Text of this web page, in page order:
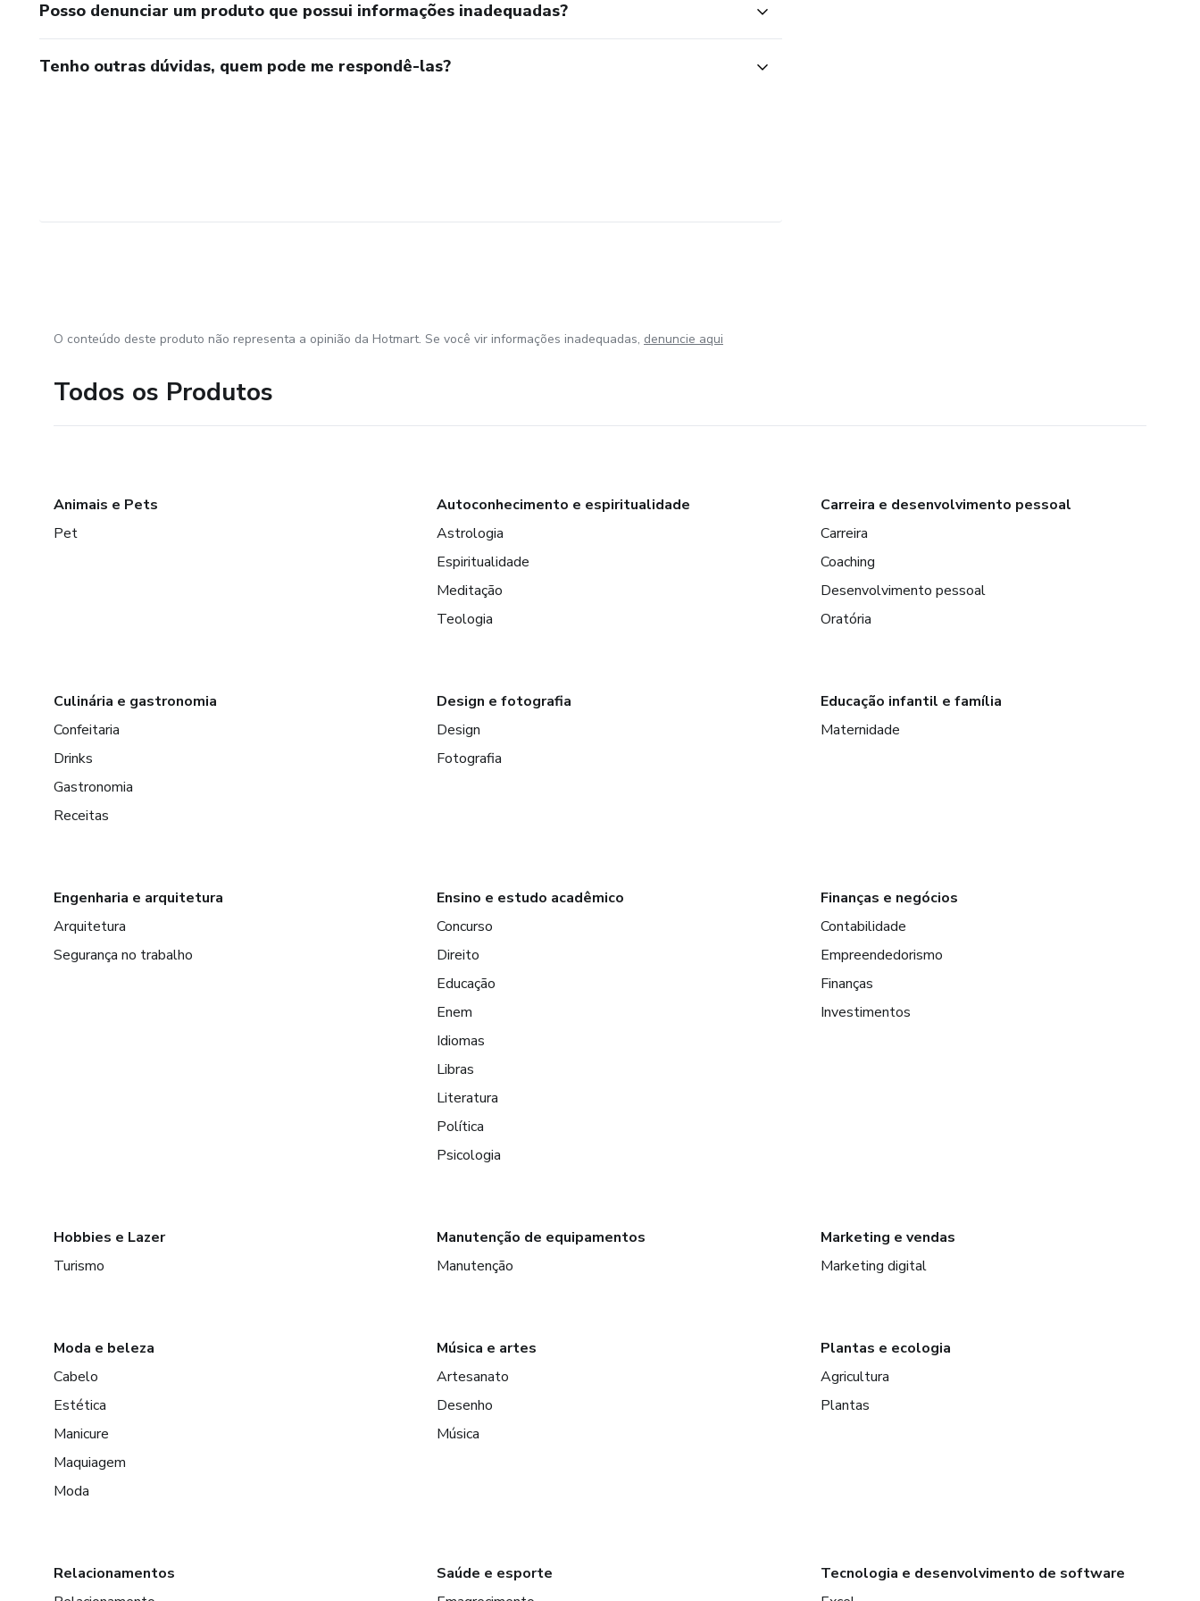
Posso denunciar um produto que possui informações inadequadas?
Tenho outras dúvidas, quem pode me respondê-las?
O conteúdo deste produto não representa a opinião da Hotmart. Se você vir informações inadequadas, denuncie aqui
Todos os Produtos
Animais e Pets
Pet
Autoconhecimento e espiritualidade
Astrologia
Espiritualidade
Meditação
Teologia
Carreira e desenvolvimento pessoal
Carreira
Coaching
Desenvolvimento pessoal
Oratória
Culinária e gastronomia
Confeitaria
Drinks
Gastronomia
Receitas
Design e fotografia
Design
Fotografia
Educação infantil e família
Maternidade
Engenharia e arquitetura
Arquitetura
Segurança no trabalho
Ensino e estudo acadêmico
Concurso
Direito
Educação
Enem
Idiomas
Libras
Literatura
Política
Psicologia
Finanças e negócios
Contabilidade
Empreendedorismo
Finanças
Investimentos
Hobbies e Lazer
Turismo
Manutenção de equipamentos
Manutenção
Marketing e vendas
Marketing digital
Moda e beleza
Cabelo
Estética
Manicure
Maquiagem
Moda
Música e artes
Artesanato
Desenho
Música
Plantas e ecologia
Agricultura
Plantas
Relacionamentos
Saúde e esporte
Tecnologia e desenvolvimento de software